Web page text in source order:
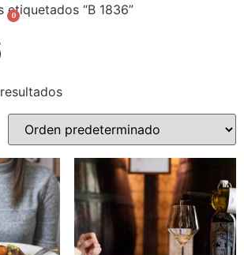
0
etiquetados “B 1836”